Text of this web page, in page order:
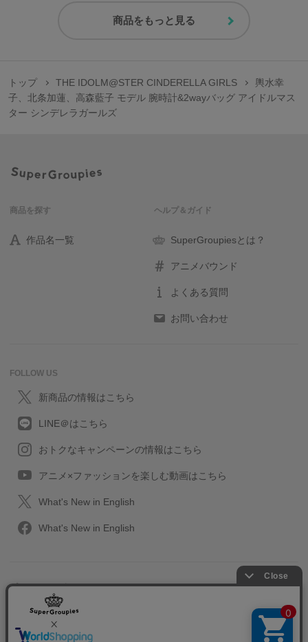
商品をもっと見る
トップ THE IDOLM@STER CINDERELLA GIRLS
輿水幸
子、北条加蓮、高森藍子 モデル 腕時計&2wayバッグ アイドルマス
ター シンデレラガールズ
商品を探す
作品名一覧
ヘルプ＆ガイド
SuperGroupiesとは？
アニメバウンド
よくある質問
お問い合わせ
FOLLOW US
新商品の情報はこちら
LINE＠はこちら
おトクなキャンペーンの情報はこちら
アニメ×ファッションを楽しむ動画はこちら
What's New in English
What's New in English
プライバシーポリシー
特定取引に関する法律
会社情報/採用情報